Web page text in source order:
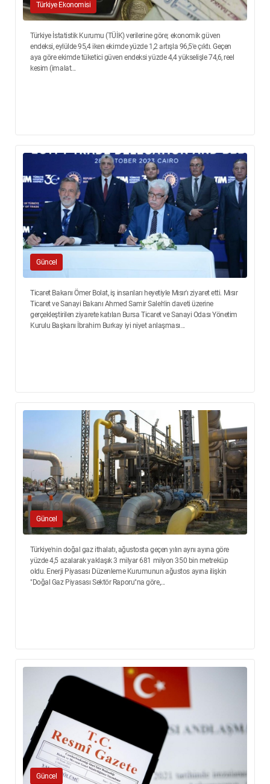
Türkiye Ekonomisi
Türkiye İstatistik Kurumu (TÜİK) verilerine göre; ekonomik güven
endeksi, eylülde 95,4 iken ekimde yüzde 1,2 artışla 96,5'e çıktı. Geçen
aya göre ekimde tüketici güven endeksi yüzde 4,4 yükselişle 74,6, reel
kesim (imalat...
Güncel
Ticaret Bakanı Ömer Bolat, iş insanları heyetiyle Mısır'ı ziyaret etti. Mısır
Ticaret ve Sanayi Bakanı Ahmed Samir Saleh'in daveti üzerine
gerçekleştirilen ziyarete katılan Bursa Ticaret ve Sanayi Odası Yönetim
Kurulu Başkanı İbrahim Burkay iyi niyet anlaşması...
Güncel
Türkiye'nin doğal gaz ithalatı, ağustosta geçen yılın aynı ayına göre
yüzde 4,5 azalarak yaklaşık 3 milyar 681 milyon 350 bin metreküp
oldu. Enerji Piyasası Düzenleme Kurumunun ağustos ayına ilişkin
"Doğal Gaz Piyasası Sektör Raporu"na göre,...
Güncel